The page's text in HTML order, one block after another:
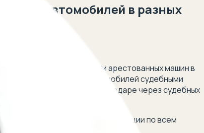
автомобилей в разных
сайт где проходят торги арестованных машин в
арестованных автомобилей судебными
аукцион авто в краснодаре через судебных
помощь и консультации по всем